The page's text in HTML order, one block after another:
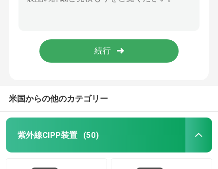
送信
CCTVの管のクローラー
CIPP水逆転
米国からの他のカテゴリー
紫外線CIPP装置 (50)